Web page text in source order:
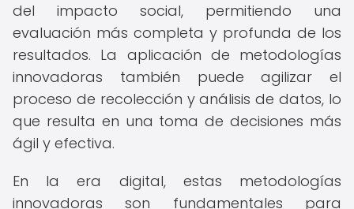
del impacto social, permitiendo una
evaluación más completa y profunda de los
resultados. La aplicación de metodologías
innovadoras también puede agilizar el
proceso de recolección y análisis de datos, lo
que resulta en una toma de decisiones más
ágil y efectiva.
En la era digital, estas metodologías
innovadoras son fundamentales para